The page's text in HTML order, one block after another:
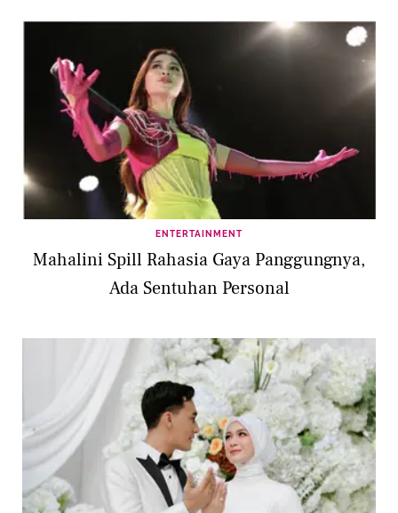
ENTERTAINMENT
Mahalini Spill Rahasia Gaya Panggungnya,
Ada Sentuhan Personal